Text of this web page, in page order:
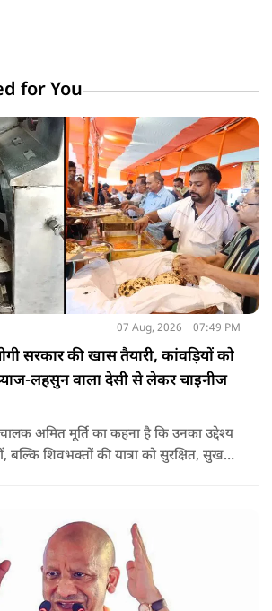
for You
07 Aug, 2026 07:49 PM
सरकार की खास तैयारी, कांवड़ियों को
प्याज-लहसुन वाला देसी से लेकर चाइनीज
अमित मूर्ति का कहना है कि उनका उद्देश्य
शिवभक्तों की यात्रा को सुरक्षित, सुखद